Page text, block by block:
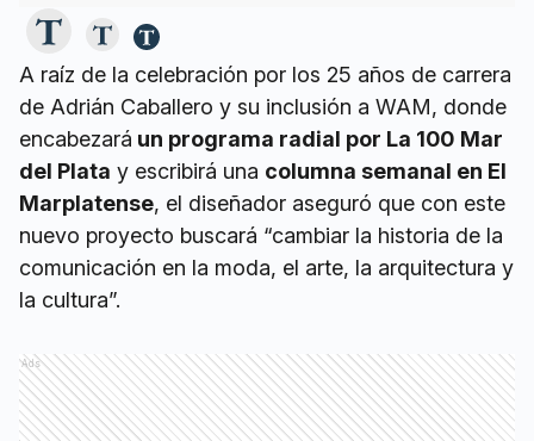
A raíz de la celebración por los 25 años de carrera
de Adrián Caballero y su inclusión a WAM, donde
encabezará un programa radial por La 100 Mar
del Plata y escribirá una columna semanal en El
Marplatense, el diseñador aseguró que con este
nuevo proyecto buscará “cambiar la historia de la
comunicación en la moda, el arte, la arquitectura y
la cultura”.
Ads